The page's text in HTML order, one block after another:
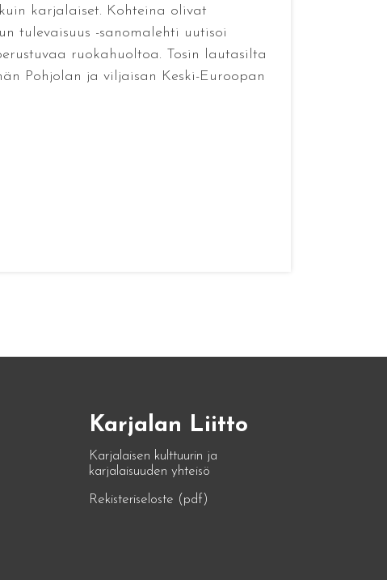
karjalaiset. Kohteina olivat
tulevaisuus -sanomalehti uutisoi
ruokahuoltoa. Tosin lautasilta
Pohjolan ja viljaisan Keski-Euroopan
Karjalan Liitto
Karjalaisen kulttuurin ja
karjalaisuuden yhteisö
Rekisteriseloste (pdf)